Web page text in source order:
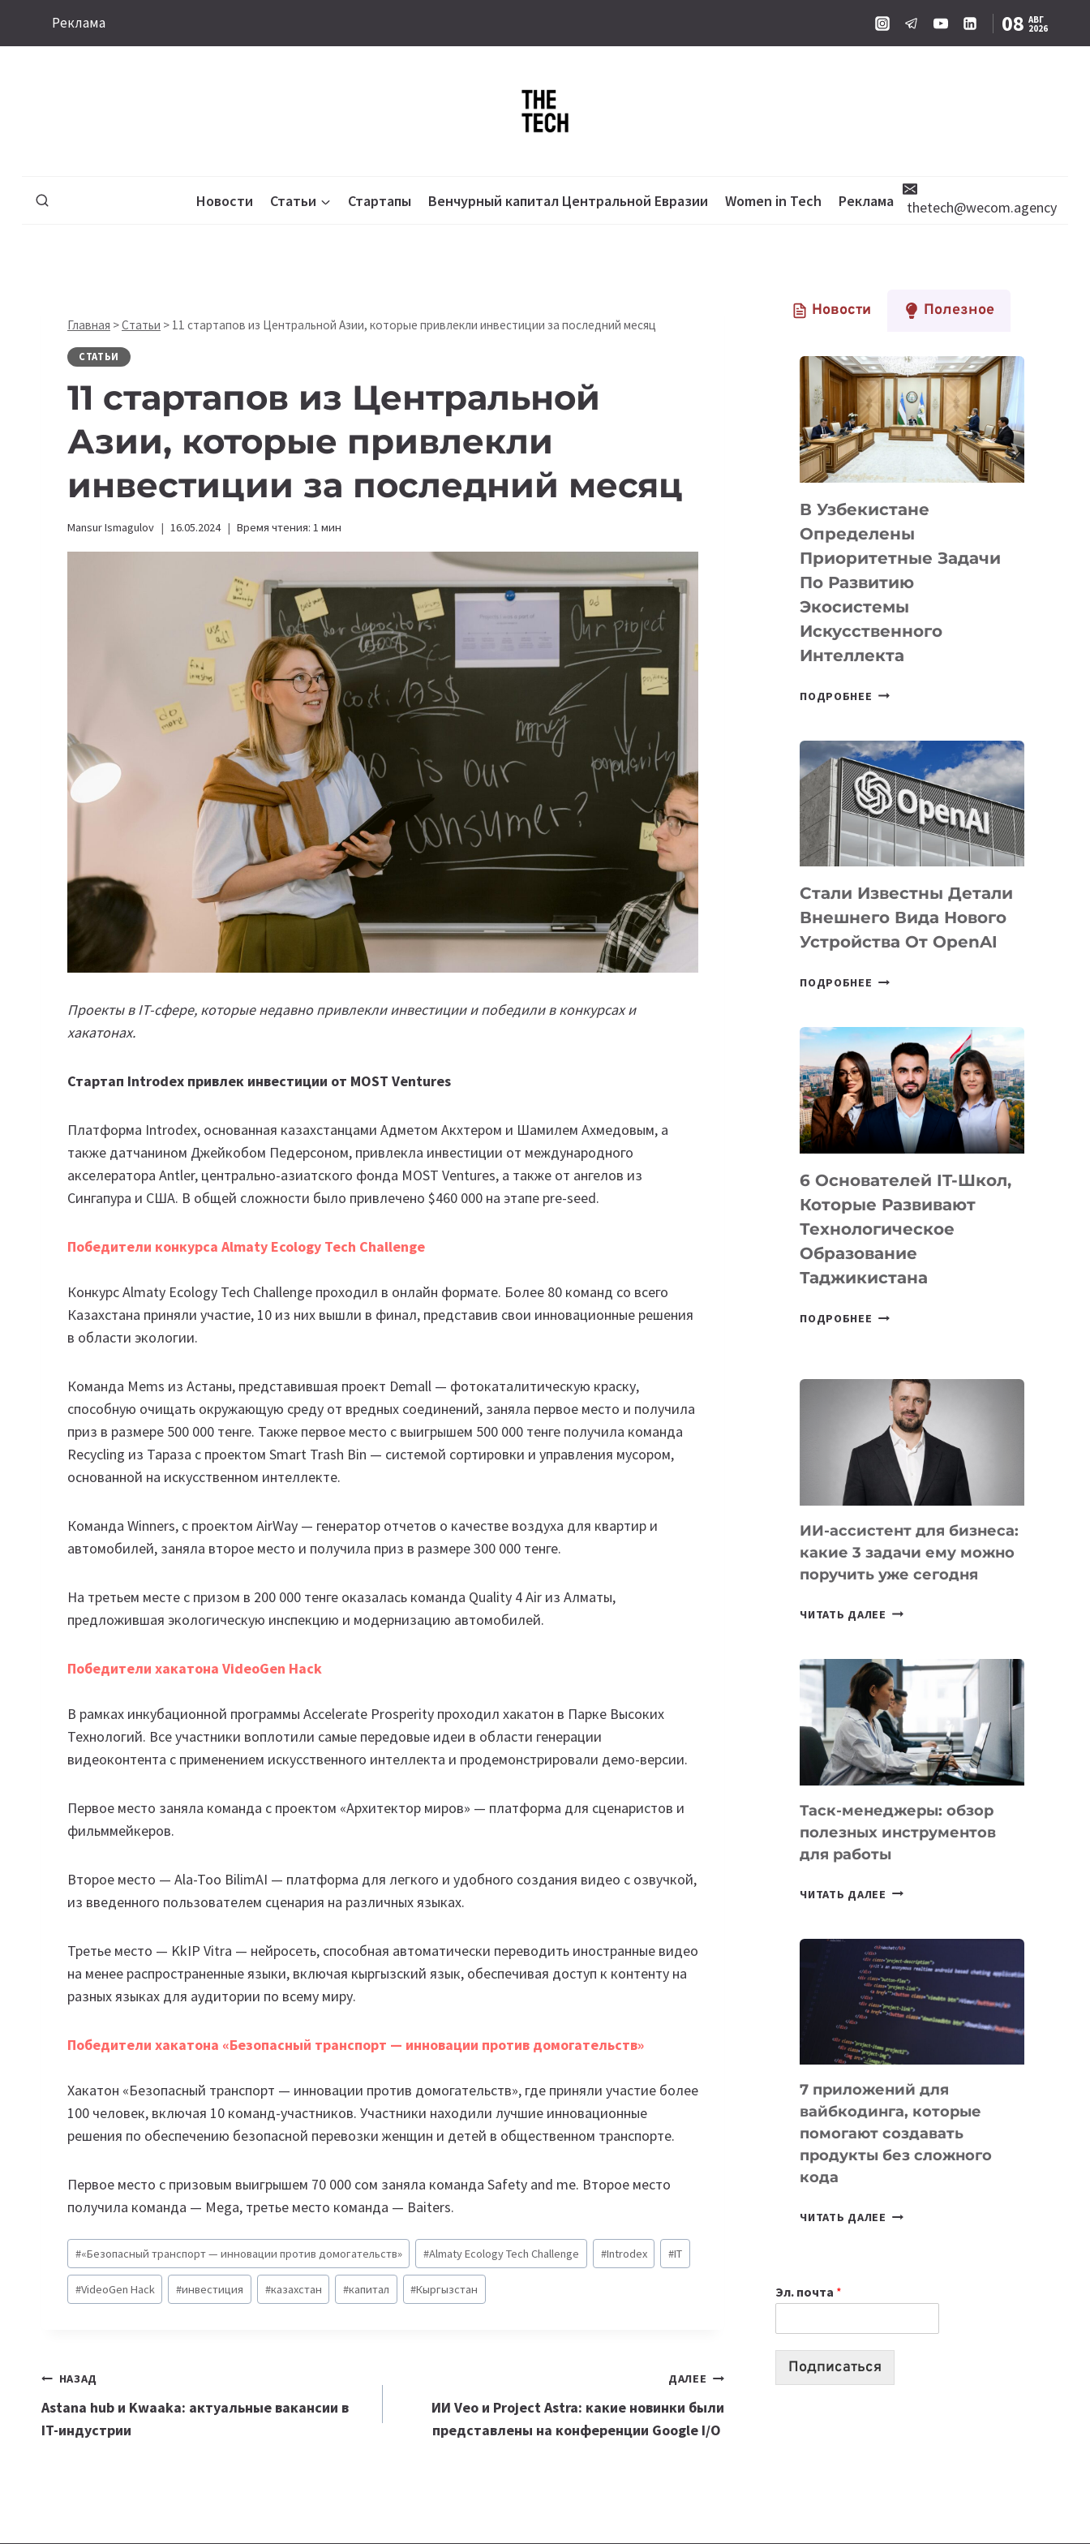
Реклама 08 АВГ
2026
Новости Статьи Стартапы Венчурный капитал Центральной Евразии Women in Tech Реклама thetech@wecom.agency
Главная >Статьи > 11 стартапов из Центральной Азии, которые привлекли инвестиции за последний месяц
СТАТЬИ
11 стартапов из Центральной
Азии, которые привлекли
инвестиции за последний месяц
Mansur Ismagulov 16.05.2024 Время чтения: 1 мин
Проекты в IT-сфере, которые недавно привлекли инвестиции и победили в конкурсах и
хакатонах.
Стартап Introdex привлек инвестиции от MOST Ventures
Платформа Introdex, основанная казахстанцами Адметом Акхтером и Шамилем Ахмедовым, а
также датчанином Джейкобом Педерсоном, привлекла инвестиции от международного
акселератора Antler, центрально-азиатского фонда MOST Ventures, а также от ангелов из
Сингапура и США. В общей сложности было привлечено $460 000 на этапе pre-seed.
Победители конкурса Almaty Ecology Tech Challenge
Конкурс Almaty Ecology Tech Challenge проходил в онлайн формате. Более 80 команд со всего
Казахстана приняли участие, 10 из них вышли в финал, представив свои инновационные решения
в области экологии.
Команда Mems из Астаны, представившая проект Demall — фотокаталитическую краску,
способную очищать окружающую среду от вредных соединений, заняла первое место и получила
приз в размере 500 000 тенге. Также первое место с выигрышем 500 000 тенге получила команда
Recycling из Тараза с проектом Smart Trash Bin — системой сортировки и управления мусором,
основанной на искусственном интеллекте.
Команда Winners, с проектом AirWay — генератор отчетов о качестве воздуха для квартир и
автомобилей, заняла второе место и получила приз в размере 300 000 тенге.
На третьем месте с призом в 200 000 тенге оказалась команда Quality 4 Air из Алматы,
предложившая экологическую инспекцию и модернизацию автомобилей.
Победители хакатона VideoGen Hack
В рамках инкубационной программы Accelerate Prosperity проходил хакатон в Парке Высоких
Технологий. Все участники воплотили самые передовые идеи в области генерации
видеоконтента с применением искусственного интеллекта и продемонстрировали демо-версии.
Первое место заняла команда с проектом «Архитектор миров» — платформа для сценаристов и
фильммейкеров.
Второе место — Ala-Too BilimAI — платформа для легкого и удобного создания видео с озвучкой,
из введенного пользователем сценария на различных языках.
Третье место — KkIP Vitra — нейросеть, способная автоматически переводить иностранные видео
на менее распространенные языки, включая кыргызский язык, обеспечивая доступ к контенту на
разных языках для аудитории по всему миру.
Победители хакатона «Безопасный транспорт — инновации против домогательств»
Хакатон «Безопасный транспорт — инновации против домогательств», где приняли участие более
100 человек, включая 10 команд-участников. Участники находили лучшие инновационные
решения по обеспечению безопасной перевозки женщин и детей в общественном транспорте.
Первое место с призовым выигрышем 70 000 сом заняла команда Safety and me. Второе место
получила команда — Mega, третье место команда — Baiters.
Метки
записи:
#«Безопасный транспорт — инновации против домогательств» #Almaty Ecology Tech Challenge #Introdex #IT
#VideoGen Hack #инвестиция #казахстан #капитал #Кыргызстан
Навигация
по
НАЗАД
Astana hub и Kwaaka: актуальные вакансии в
IT-индустрии
ДАЛЕЕ
ИИ Veo и Project Astra: какие новинки были
представлены на конференции Google I/O
Новости Полезное
В Узбекистане
Определены
Приоритетные Задачи
По Развитию
Экосистемы
Искусственного
Интеллекта
ПОДРОБНЕЕ В
ПРИОРИТЕТНЫЕ
ЗАДАЧИ
ПО
РАЗВИТИЮ
ЭКОСИСТЕМЫ
ИСКУССТВЕННОГО
Стали Известны Детали
Внешнего Вида Нового
Устройства От OpenAI
ПОДРОБНЕЕ СТАЛИ
ВНЕШНЕГО
ВИДА
НОВОГО
УСТРОЙСТВА
OPENAI
6 Основателей IT-Школ,
Которые Развивают
Технологическое
Образование
Таджикистана
ПОДРОБНЕЕ
КОТОРЫЕ
РАЗВИВАЮТ
ТЕХНОЛОГИЧЕСКОЕ
ОБРАЗОВАНИЕ
ТАДЖИКИСТАНА
ИИ-ассистент для бизнеса:
какие 3 задачи ему можно
поручить уже сегодня
ЧИТАТЬ ДАЛЕЕ ИИ-
БИЗНЕСА:
КАКИЕ
3
ЗАДАЧИ
ЕМУ
МОЖНО
УЖЕ
СЕГОДНЯ
Таск-менеджеры: обзор
полезных инструментов
для работы
ЧИТАТЬ ДАЛЕЕ ТАСК-
ПОЛЕЗНЫХ
ИНСТРУМЕНТОВ
ДЛЯ
РАБОТЫ
7 приложений для
вайбкодинга, которые
помогают создавать
продукты без сложного
кода
ЧИТАТЬ ДАЛЕЕ
СОЗДАВАТЬ
ПРОДУКТЫ
Эл. почта *
Подписаться